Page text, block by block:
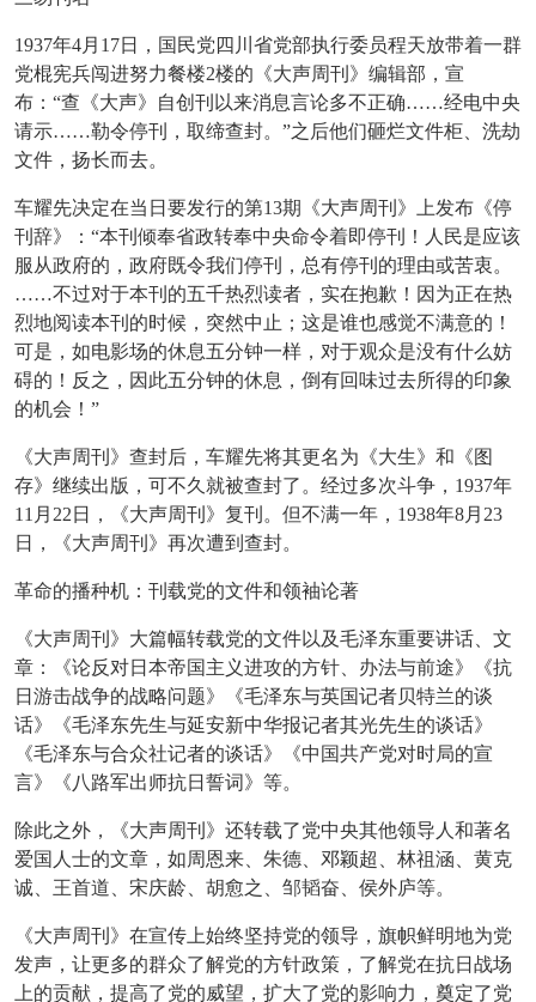
1937年4月17日，国民党四川省党部执行委员程天放带着一群
党棍宪兵闯进努力餐楼2楼的《大声周刊》编辑部，宣
布：“查《大声》自创刊以来消息言论多不正确……经电中央
请示……勒令停刊，取缔查封。”之后他们砸烂文件柜、洗劫
文件，扬长而去。
车耀先决定在当日要发行的第13期《大声周刊》上发布《停
刊辞》：“本刊倾奉省政转奉中央命令着即停刊！人民是应该
服从政府的，政府既令我们停刊，总有停刊的理由或苦衷。
……不过对于本刊的五千热烈读者，实在抱歉！因为正在热
烈地阅读本刊的时候，突然中止；这是谁也感觉不满意的！
可是，如电影场的休息五分钟一样，对于观众是没有什么妨
碍的！反之，因此五分钟的休息，倒有回味过去所得的印象
的机会！”
《大声周刊》查封后，车耀先将其更名为《大生》和《图
存》继续出版，可不久就被查封了。经过多次斗争， 1937年
11月22日，《大声周刊》复刊。但不满一年，1938年8月23
日，《大声周刊》再次遭到查封。
革命的播种机：刊载党的文件和领袖论著
《大声周刊》大篇幅转载党的文件以及毛泽东重要讲话、文
章：《论反对日本帝国主义进攻的方针、办法与前途》《抗
日游击战争的战略问题》《毛泽东与英国记者贝特兰的谈
话》《毛泽东先生与延安新中华报记者其光先生的谈话》
《毛泽东与合众社记者的谈话》《中国共产党对时局的宣
言》《八路军出师抗日誓词》等。
除此之外，《大声周刊》还转载了党中央其他领导人和著名
爱国人士的文章，如周恩来、朱德、邓颖超、林祖涵、黄克
诚、王首道、宋庆龄、胡愈之、邹韬奋、侯外庐等。
《大声周刊》在宣传上始终坚持党的领导，旗帜鲜明地为党
发声，让更多的群众了解党的方针政策，了解党在抗日战场
上的贡献，提高了党的威望，扩大了党的影响力，奠定了党